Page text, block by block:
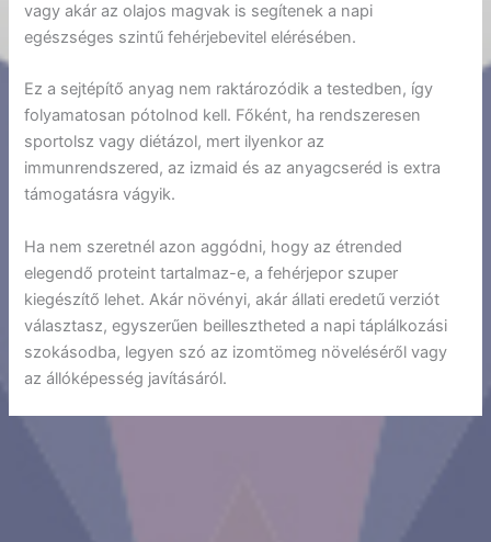
vagy akár az olajos magvak is segítenek a napi
egészséges szintű fehérjebevitel elérésében.
Ez a sejtépítő anyag nem raktározódik a testedben, így
folyamatosan pótolnod kell. Főként, ha rendszeresen
sportolsz vagy diétázol, mert ilyenkor az
immunrendszered, az izmaid és az anyagcseréd is extra
támogatásra vágyik.
Ha nem szeretnél azon aggódni, hogy az étrended
elegendő proteint tartalmaz-e, a fehérjepor szuper
kiegészítő lehet. Akár növényi, akár állati eredetű verziót
választasz, egyszerűen beillesztheted a napi táplálkozási
szokásodba, legyen szó az izomtömeg növeléséről vagy
az állóképesség javításáról.